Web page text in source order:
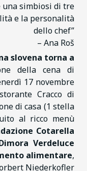
una simbiosi di tre
e la personalità
dello chef”
– Ana Roš
slovena torna a
della cena di
17 novembre
Cracco di
di casa (1 stella
al ricco menù
Cotarella
Verdeluce
alimentare,
Niederkofler